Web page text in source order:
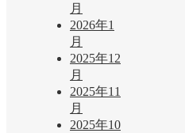
月
2026年1
月
2025年12
月
2025年11
月
2025年10